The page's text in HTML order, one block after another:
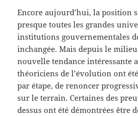
Encore aujourd’hui, la position
presque toutes les grandes
institutions gouvernementales
inchangée. Mais depuis le
nouvelle tendance intéressante
théoriciens de l’évolution ont
par étape, de renoncer
sur le terrain. Certaines des
dessus ont été démontrées être